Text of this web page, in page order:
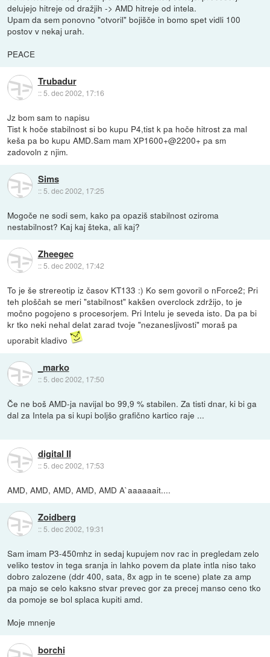
delujejo hitreje od dražjih -> AMD hitreje od intela.
Upam da sem ponovno "otvoril" bojišče in bomo spet vidli 100
postov v nekaj urah.
PEACE
Trubadur
::5. dec 2002, 17:16
Jz bom sam to napisu
Tist k hoče stabilnost si bo kupu P4,tist k pa hoče hitrost za mal
keša pa bo kupu AMD.Sam mam XP1600+@2200+ pa sm
zadovoln z njim.
Sims
:: 5. dec 2002, 17:25
Mogoče ne sodi sem, kako pa opaziš stabilnost oziroma
nestabilnost? Kaj kaj šteka, ali kaj?
Zheegec
::5. dec 2002, 17:42
To je še strereotip iz časov KT133 :) Ko sem govoril o nForce2; Pri
teh ploščah se meri "stabilnost" kakšen overclock zdržijo, to je
močno pogojeno s procesorjem. Pri Intelu je seveda isto. Da pa bi
kr tko neki nehal delat zarad tvoje "nezanesljivosti" moraš pa
uporabit kladivo
_marko
:: 5. dec 2002, 17:50
Če ne boš AMD-ja navijal bo 99,9 % stabilen. Za tisti dnar, ki bi ga
dal za Intela pa si kupi boljšo grafično kartico raje ...
digital II
::5. dec 2002, 17:53
AMD, AMD, AMD, AMD, AMD A`aaaaaait....
Zoidberg
:: 5. dec 2002, 19:31
Sam imam P3-450mhz in sedaj kupujem nov rac in pregledam zelo
veliko testov in tega sranja in lahko povem da plate intla niso tako
dobro zalozene (ddr 400, sata, 8x agp in te scene) plate za amp
pa majo se celo kaksno stvar prevec gor za precej manso ceno tko
da pomoje se bol splaca kupiti amd.
Moje mnenje
borchi